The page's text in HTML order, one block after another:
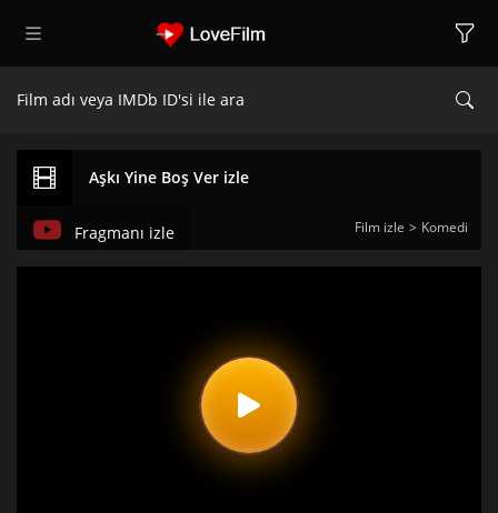
Aşkı Yine Boş Ver izle
Film izle Komedi
Fragmanı izle